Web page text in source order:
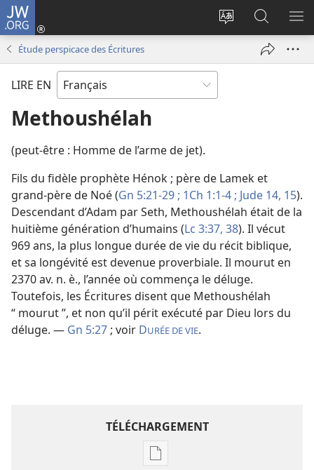
JW.ORG
Changer
langue
Se
connecter
nouvelle
sur
JW.ORG
Étude perspicace des Écritures
LIRE EN
Methoushélah
(peut-être : Homme de l’arme de jet).
Fils du fidèle prophète Hénok ; père de Lamek et
grand-père de Noé (Gn 5:21-29 ; 1Ch 1:1-4 ; Jude 14, 15).
Descendant d’Adam par Seth, Methoushélah était de la
huitième génération d’humains (Lc 3:37, 38). Il vécut
969 ans, la plus longue durée de vie du récit biblique,
et sa longévité est devenue proverbiale. Il mourut en
2370 av. n. è., l’année où commença le déluge.
Toutefois, les Écritures disent que Methoushélah
“ mourut ”, et non qu’il périt exécuté par Dieu lors du
déluge. — Gn 5:27 ; voir DURÉE DE VIE.
TÉLÉCHARGEMENT
Options